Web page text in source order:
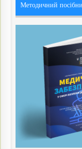
Методичний